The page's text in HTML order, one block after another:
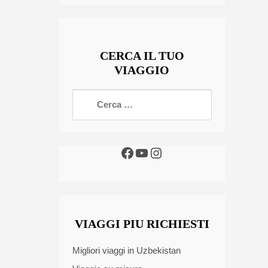
CERCA IL TUO
VIAGGIO
VIAGGI PIU RICHIESTI
Migliori viaggi in Uzbekistan